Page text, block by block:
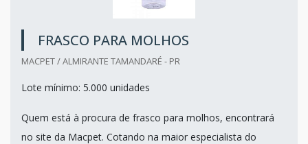
FRASCO PARA MOLHOS
MACPET / ALMIRANTE TAMANDARÉ - PR
Lote mínimo: 5.000 unidades
Quem está à procura de frasco para molhos, encontrará
no site da Macpet. Cotando na maior especialista do